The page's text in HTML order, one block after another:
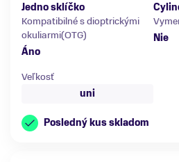
Jedno sklíčko
Kompatibilné s dioptrickými
okuliarmi(OTG)
Áno
Nie
Veľkosť
uni
Posledný kus skladom